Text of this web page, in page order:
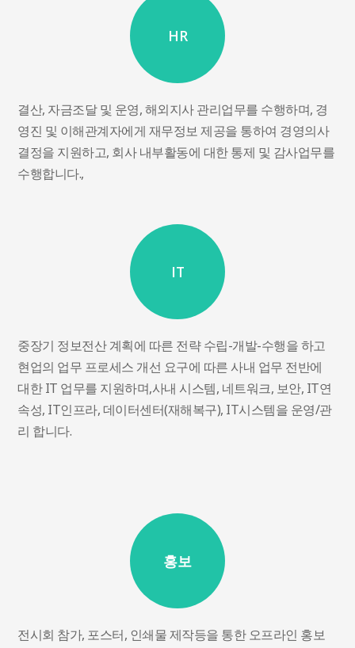
HR
결산, 자금조달 및 운영, 해외지사 관리업무를 수행하며, 경
영진 및 이해관계자에게 재무정보 제공을 통하여 경영의사
결정을 지원하고, 회사 내부활동에 대한 통제 및 감사업무를
수행합니다.,
IT
중장기 정보전산 계획에 따른 전략 수립-개발-수행을 하고
현업의 업무 프로세스 개선 요구에 따른 사내 업무 전반에
대한 IT 업무를 지원하며,사내 시스템, 네트워크, 보안, IT연
속성, IT인프라, 데이터센터(재해복구), IT시스템을 운영/관
리 합니다.
홍보
전시회 참가, 포스터, 인쇄물 제작등을 통한 오프라인 홍보